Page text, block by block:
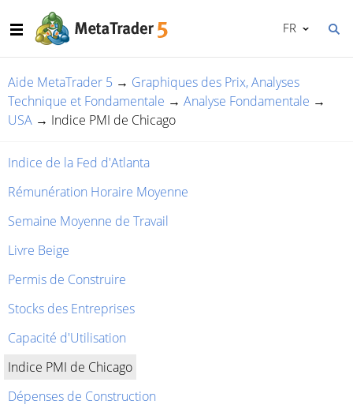
FR
Aide MetaTrader 5 → Graphiques des Prix, Analyses
Technique et Fondamentale → Analyse Fondamentale →
USA → Indice PMI de Chicago
Indice de la Fed d'Atlanta
Rémunération Horaire Moyenne
Semaine Moyenne de Travail
Livre Beige
Permis de Construire
Stocks des Entreprises
Capacité d'Utilisation
Indice PMI de Chicago
Dépenses de Construction